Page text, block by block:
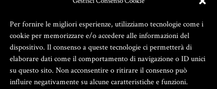
Per fornire le migliori esperienze, utilizziamo tecnologie come i
cookie per memorizzare e/o accedere alle informazioni del
dispositivo. Il consenso a queste tecnologie ci permetterà di
elaborare dati come il comportamento di navigazione o ID unici
su questo sito. Non acconsentire o ritirare il consenso può
influire negativamente su alcune caratteristiche e funzioni.